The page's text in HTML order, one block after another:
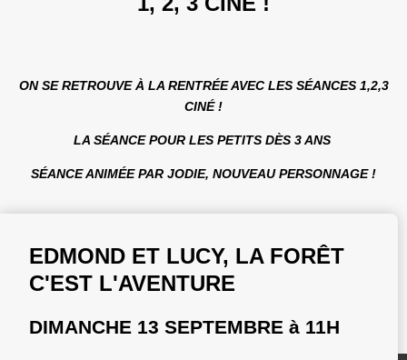
ON SE RETROUVE À LA RENTRÉE AVEC LES SÉANCES 1,2,3
CINÉ !
LA SÉANCE POUR LES PETITS DÈS 3 ANS
SÉANCE ANIMÉE PAR JODIE, NOUVEAU PERSONNAGE !
EDMOND ET LUCY, LA FORÊT
C'EST L'AVENTURE
DIMANCHE 13 SEPTEMBRE à 11H